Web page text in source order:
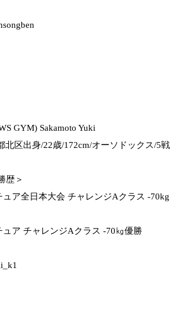
GYM) Sakamoto Yuki
北区出身/22歳/172cm/オーソドックス/5戦
歴＞
ア全日本大会 チャレンジAクラス -70kg
ア チャレンジAクラス -70㎏優勝